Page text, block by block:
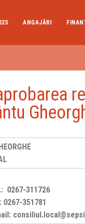
ANGAJĂRI
0267-311726
0267-351781